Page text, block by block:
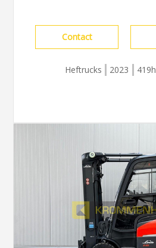
Contact
Heftrucks 2023 419h